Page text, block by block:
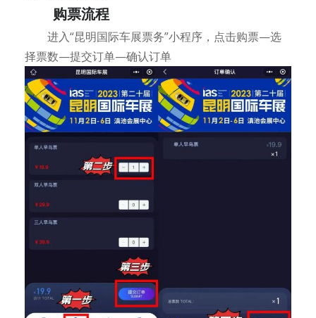
购票流程
进入“昆明国际车展票务”小程序，点击购票—选
择票数—提交订单—确认订单